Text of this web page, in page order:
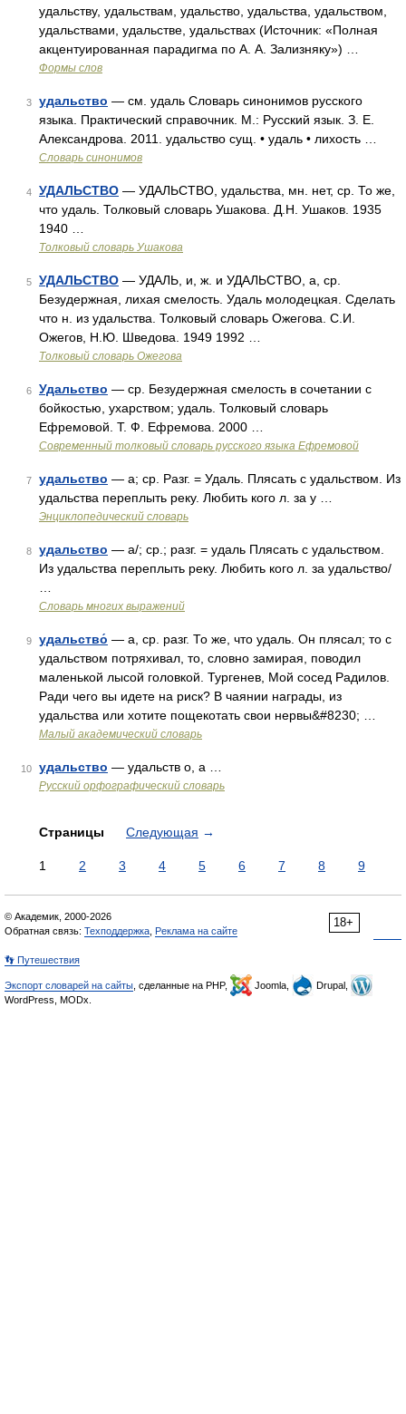
удальству, удальствам, удальство, удальства, удальством,
удальствами, удальстве, удальствах (Источник: «Полная
акцентуированная парадигма по А. А. Зализняку») …
Формы слов
3 удальство — см. удаль Словарь синонимов русского
языка. Практический справочник. М.: Русский язык. З. Е.
Александрова. 2011. удальство сущ. • удаль • лихость …
Словарь синонимов
4 УДАЛЬСТВО — УДАЛЬСТВО, удальства, мн. нет, ср. То же,
что удаль. Толковый словарь Ушакова. Д.Н. Ушаков. 1935
1940 …
Толковый словарь Ушакова
5 УДАЛЬСТВО — УДАЛЬ, и, ж. и УДАЛЬСТВО, а, ср.
Безудержная, лихая смелость. Удаль молодецкая. Сделать
что н. из удальства. Толковый словарь Ожегова. С.И.
Ожегов, Н.Ю. Шведова. 1949 1992 …
Толковый словарь Ожегова
6 Удальство — ср. Безудержная смелость в сочетании с
бойкостью, ухарством; удаль. Толковый словарь
Ефремовой. Т. Ф. Ефремова. 2000 …
Современный толковый словарь русского языка Ефремовой
7 удальство — а; ср. Разг. = Удаль. Плясать с удальством. Из
удальства переплыть реку. Любить кого л. за у …
Энциклопедический словарь
8 удальство — а/; ср.; разг. = удаль Плясать с удальством.
Из удальства переплыть реку. Любить кого л. за удальство/
Словарь многих выражений
9 удальство́ — а, ср. разг. То же, что удаль. Он плясал; то с
удальством потряхивал, то, словно замирая, поводил
маленькой лысой головкой. Тургенев, Мой сосед Радилов.
Ради чего вы идете на риск? В чаянии награды, из
удальства или хотите пощекотать свои нервы&#8230; …
Малый академический словарь
10 удальство — удальств о, а …
Русский орфографический словарь
Страницы Следующая →
1 2 3 4 5 6 7 8 9
18+
© Академик, 2000-2026
Обратная связь: Техподдержка Реклама на сайте
👣 Путешествия
Экспорт словарей на сайты , сделанные на PHP, Joomla,
Drupal,
WordPress, MODx.